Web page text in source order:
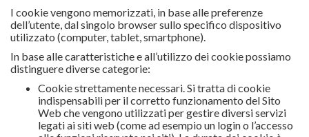
I cookie vengono memorizzati, in base alle preferenze
dell’utente, dal singolo browser sullo specifico dispositivo
utilizzato (computer, tablet, smartphone).
In base alle caratteristiche e all’utilizzo dei cookie possiamo
distinguere diverse categorie:
Cookie strettamente necessari. Si tratta di cookie
indispensabili per il corretto funzionamento del Sito
Web che vengono utilizzati per gestire diversi servizi
legati ai siti web (come ad esempio un login o l’accesso